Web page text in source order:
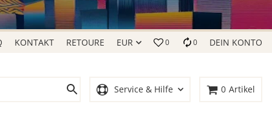
KONTAKT RETOURE EUR 0 0 DEIN KONTO
Service & Hilfe 0 Artikel